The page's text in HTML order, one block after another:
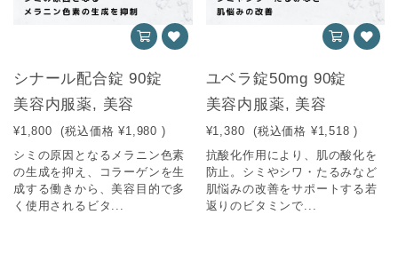
シナール配合錠 90錠
美容内服薬, 美容
¥1,800 (税込価格 ¥1,980 )
シミの原因となるメラニン色素
の生成を抑え、コラーゲンを生
成する働きから、美容目的で多
く使用されるビタ...
ユベラ錠50mg 90錠
美容内服薬, 美容
¥1,380 (税込価格 ¥1,518 )
抗酸化作用により、肌の酸化を
防止。シミやシワ・たるみなど
肌悩みの改善をサポートする若
返りのビタミンで...